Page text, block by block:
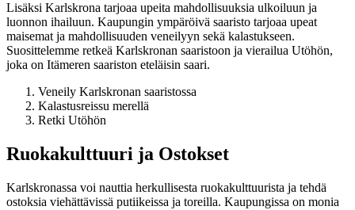
Lisäksi Karlskrona tarjoaa upeita mahdollisuuksia ulkoiluun ja
luonnon ihailuun. Kaupungin ympäröivä saaristo tarjoaa upeat
maisemat ja mahdollisuuden veneilyyn sekä kalastukseen.
Suosittelemme retkeä Karlskronan saaristoon ja vierailua Utöhön,
joka on Itämeren saariston eteläisin saari.
Veneily Karlskronan saaristossa
Kalastusreissu merellä
Retki Utöhön
Ruokakulttuuri ja Ostokset
Karlskronassa voi nauttia herkullisesta ruokakulttuurista ja tehdä
ostoksia viehättävissä putiikeissa ja toreilla. Kaupungissa on monia